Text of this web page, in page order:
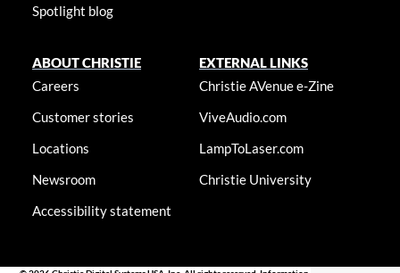
Spotlight blog
ABOUT CHRISTIE
Careers
Customer stories
Locations
Newsroom
Accessibility statement
EXTERNAL LINKS
Christie AVenue e-Zine
ViveAudio.com
LampToLaser.com
Christie University